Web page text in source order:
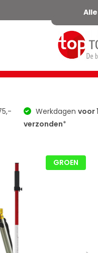
Werkdagen voor
verzonden*
GROEN